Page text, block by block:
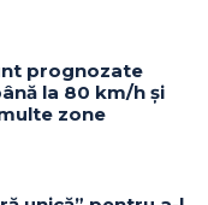
prognozate
la 80 km/h și
zone